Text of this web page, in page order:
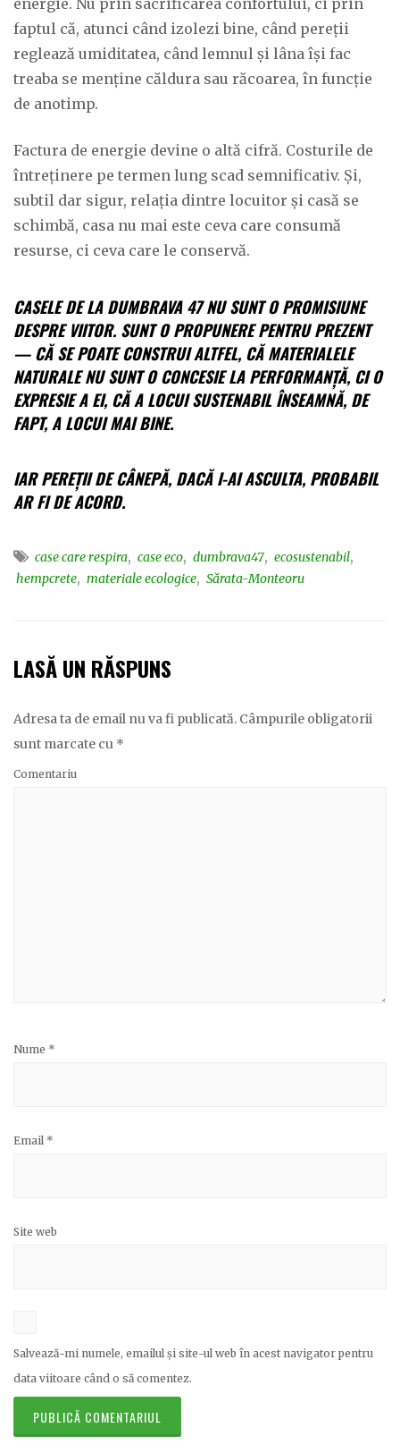
energie. Nu prin sacrificarea confortului, ci prin
faptul că, atunci când izolezi bine, când pereții
reglează umiditatea, când lemnul și lâna își fac
treaba se menține căldura sau răcoarea, în funcție
de anotimp.
Factura de energie devine o altă cifră. Costurile de
întreținere pe termen lung scad semnificativ. Și,
subtil dar sigur, relația dintre locuitor și casă se
schimbă, casa nu mai este ceva care consumă
resurse, ci ceva care le conservă.
CASELE DE LA DUMBRAVA 47 NU SUNT O PROMISIUNE
DESPRE VIITOR. SUNT O PROPUNERE PENTRU PREZENT
— CĂ SE POATE CONSTRUI ALTFEL, CĂ MATERIALELE
NATURALE NU SUNT O CONCESIE LA PERFORMANȚĂ, CI O
EXPRESIE A EI, CĂ A LOCUI SUSTENABIL ÎNSEAMNĂ, DE
FAPT, A LOCUI MAI BINE.
IAR PEREȚII DE CÂNEPĂ, DACĂ I-AI ASCULTA, PROBABIL
AR FI DE ACORD.
case care respira, case eco, dumbrava47, ecosustenabil,
hempcrete, materiale ecologice, Sărata-Monteoru
LASĂ UN RĂSPUNS
Adresa ta de email nu va fi publicată. Câmpurile obligatorii
sunt marcate cu *
Comentariu
Nume *
Email *
Site web
Salvează-mi numele, emailul și site-ul web în acest navigator pentru
data viitoare când o să comentez.